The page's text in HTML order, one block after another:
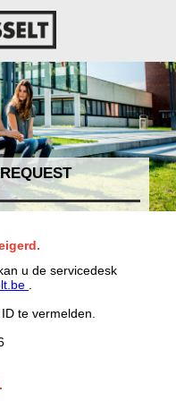
u de servicedesk
te vermelden.